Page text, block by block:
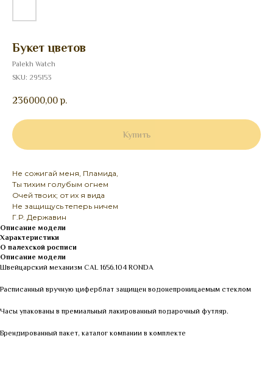
Букет цветов
Palekh Watch
SKU: 295153
236000,00 р.
Купить
Не сожигай меня, Пламида,
Ты тихим голубым огнем
Очей твоих; от их я вида
Не защищусь теперь ничем
Г.Р. Державин
Описание модели
Характеристики
О палехской росписи
Описание модели
Швейцарский механизм CAL 1656.104 RONDA
Расписанный вручную циферблат защищен водонепроницаемым стеклом
Часы упакованы в премиальный лакированный подарочный футляр.
Брендированный пакет, каталог компании в комплекте